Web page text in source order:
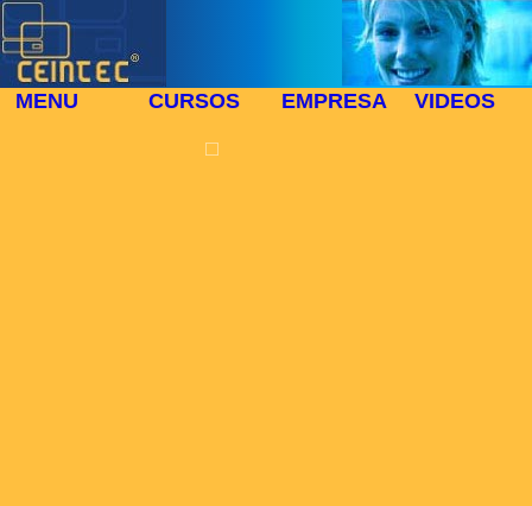
MENU CURSOS EMPRESA VIDEOS
⬜